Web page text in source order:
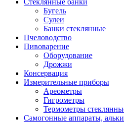
Стеклянные банки
Бугель
Сулеи
Банки стеклянные
Пчеловодство
Пивоварение
Оборудование
Дрожжи
Консервация
Измерительные приборы
Ареометры
Гигрометры
Термометры
Самогонные аппараты,